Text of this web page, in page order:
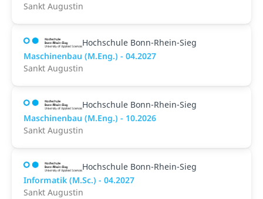
Sankt Augustin
Hochschule Bonn-Rhein-Sieg
Maschinenbau (M.Eng.) - 04.2027
Sankt Augustin
Hochschule Bonn-Rhein-Sieg
Maschinenbau (M.Eng.) - 10.2026
Sankt Augustin
Hochschule Bonn-Rhein-Sieg
Informatik (M.Sc.) - 04.2027
Sankt Augustin